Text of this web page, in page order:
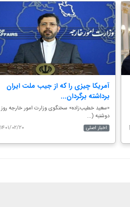
آمریکا چیزی را که از جیب ملت ایران
برداشته برگردان...
«سعید خطیب‌زاده» سخنگوی وزارت امور خارجه روز
دوشنبه (...
۱۴۰۱/۰۲/۲۰
اخبار اصلی